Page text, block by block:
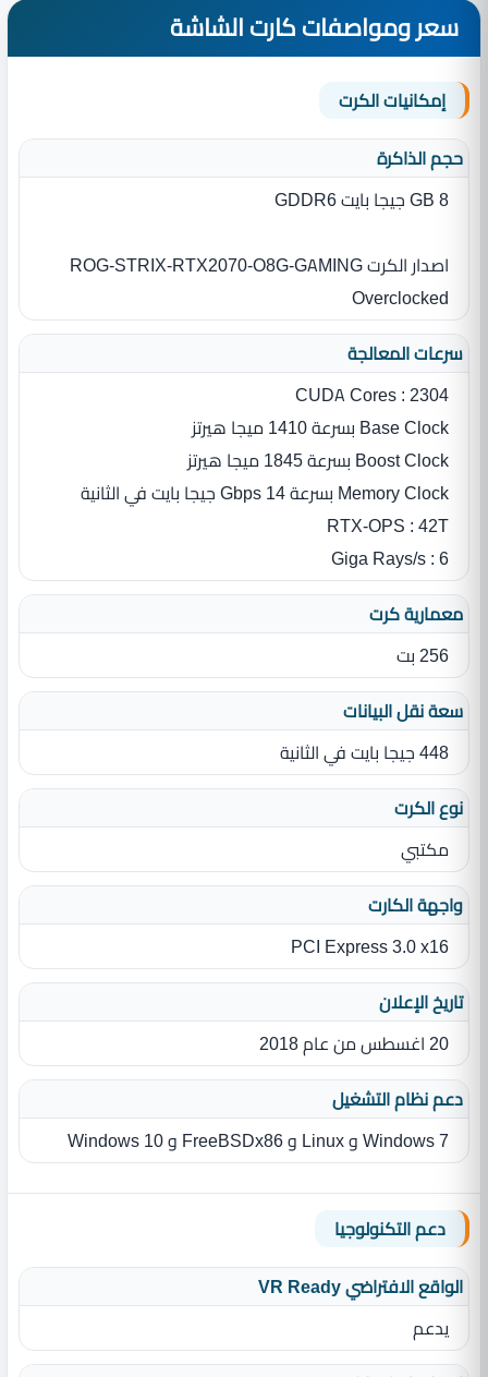
سعر ومواصفات كارت الشاشة
إمكانيات الكرت
حجم الذاكرة
8 GB جيجا بايت GDDR6
اصدار الكرت ROG-STRIX-RTX2070-O8G-GAMING
Overclocked
سرعات المعالجة
CUDA Cores : 2304
Base Clock بسرعة 1410 ميجا هيرتز
Boost Clock بسرعة 1845 ميجا هيرتز
Memory Clock بسرعة 14 Gbps جيجا بايت في الثانية
RTX-OPS : 42T
Giga Rays/s : 6
معمارية كرت
256 بت
سعة نقل البيانات
448 جيجا بايت في الثانية
نوع الكرت
مكتبي
واجهة الكارت
PCI Express 3.0 x16
تاريخ الإعلان
20 اغسطس من عام 2018
دعم نظام التشغيل
Windows 7 و Linux و FreeBSDx86 و Windows 10
دعم التكنولوجيا
الواقع الافتراضي VR Ready
يدعم